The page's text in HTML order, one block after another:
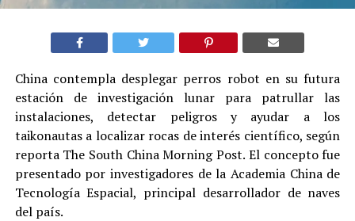
China contempla desplegar perros robot en su futura
estación de investigación lunar para patrullar las
instalaciones, detectar peligros y ayudar a los
taikonautas a localizar rocas de interés científico, según
reporta The South China Morning Post. El concepto fue
presentado por investigadores de la Academia China de
Tecnología Espacial, principal desarrollador de naves
del país.